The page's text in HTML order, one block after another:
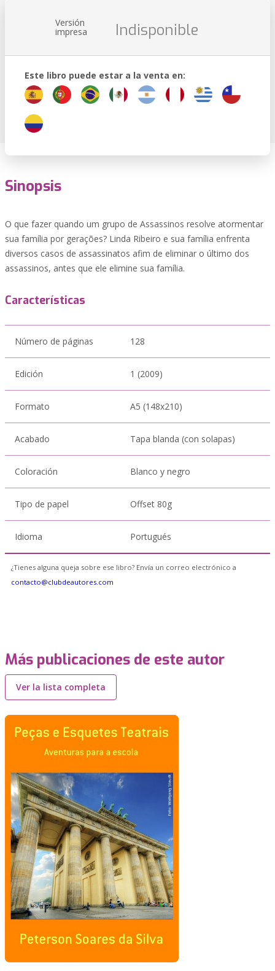
Versión
impresa Indisponible
Este libro puede estar a la venta en:
Sinopsis
O que fazer quando um grupo de Assassinos resolve atormentar
sua família por gerações? Linda Ribeiro e sua família enfrenta
diversos casos de assassinatos afim de eliminar o último dos
assassinos, antes que ele elimine sua família.
Características
Número de páginas 128
Edición 1 (2009)
Formato A5 (148x210)
Acabado Tapa blanda (con solapas)
Coloración Blanco y negro
Tipo de papel Offset 80g
Idioma Portugués
¿Tienes alguna queja sobre ese libro? Envía un correo electrónico a
contacto@clubdeautores.com
Más publicaciones de este autor
Ver la lista completa